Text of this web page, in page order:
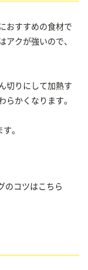
おすすめの食材で
アクが強いので、
切りにして加熱す
らかくなります。
。
のコツはこちら